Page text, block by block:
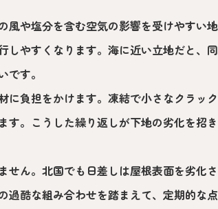
風や塩分を含む空気の影響を受けやすい
しやすくなります。海に近い立地だと、
です。
に負担をかけます。凍結で小さなクラッ
す。こうした繰り返しが下地の劣化を招
せん。北国でも日差しは屋根表面を劣化
過酷な組み合わせを踏まえて、定期的な